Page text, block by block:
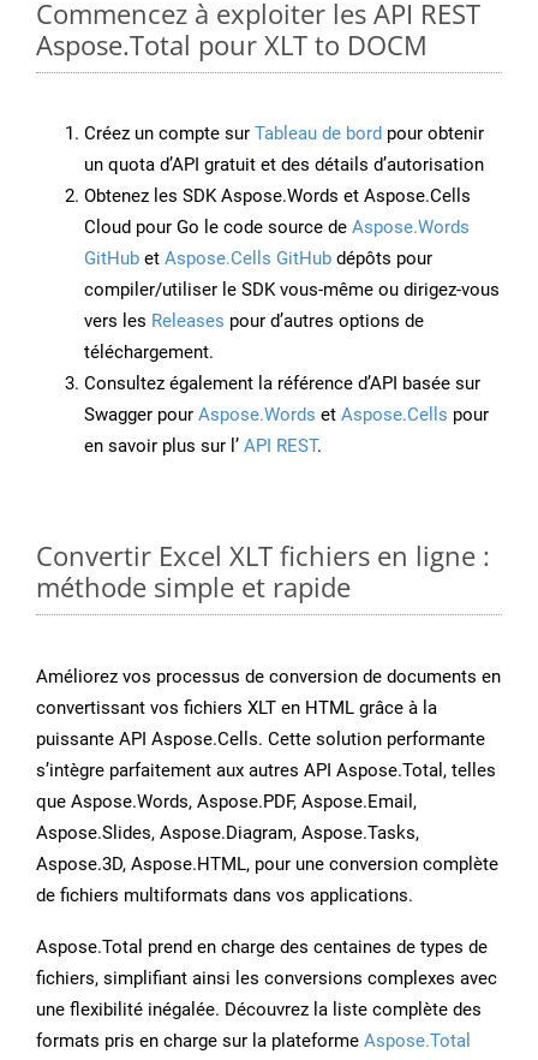
Commencez à exploiter les API REST
Aspose.Total pour XLT to DOCM
Créez un compte sur Tableau de bord pour obtenir
un quota d’API gratuit et des détails d’autorisation
Obtenez les SDK Aspose.Words et Aspose.Cells
Cloud pour Go le code source de Aspose.Words
GitHub et Aspose.Cells GitHub dépôts pour
compiler/utiliser le SDK vous-même ou dirigez-vous
vers les Releases pour d’autres options de
téléchargement.
Consultez également la référence d’API basée sur
Swagger pour Aspose.Words et Aspose.Cells pour
en savoir plus sur l’ API REST.
Convertir Excel XLT fichiers en ligne :
méthode simple et rapide
Améliorez vos processus de conversion de documents en
convertissant vos fichiers XLT en HTML grâce à la
puissante API Aspose.Cells. Cette solution performante
s’intègre parfaitement aux autres API Aspose.Total, telles
que Aspose.Words, Aspose.PDF, Aspose.Email,
Aspose.Slides, Aspose.Diagram, Aspose.Tasks,
Aspose.3D, Aspose.HTML, pour une conversion complète
de fichiers multiformats dans vos applications.
Aspose.Total prend en charge des centaines de types de
fichiers, simplifiant ainsi les conversions complexes avec
une flexibilité inégalée. Découvrez la liste complète des
formats pris en charge sur la plateforme Aspose.Total